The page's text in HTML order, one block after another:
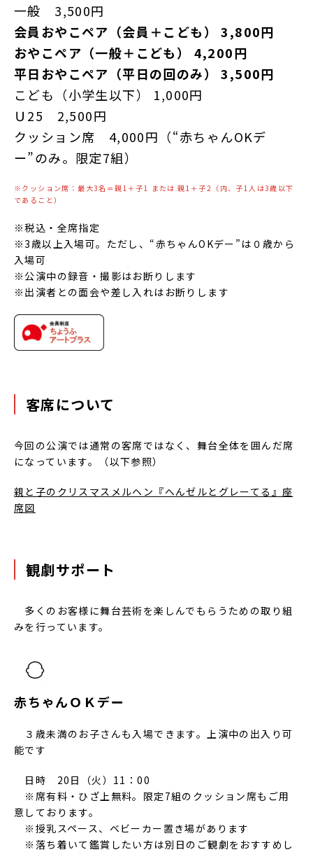
一般 3,500円
会員おやこペア（会員＋こども） 3,800円
おやこペア（一般＋こども） 4,200円
平日おやこペア（平日の回のみ） 3,500円
こども（小学生以下） 1,000円
Ｕ25 2,500円
クッション席 4,000円（“赤ちゃんOKデ
ー”のみ。限定7組）
※クッション席：最大3名＝親1＋子1 または 親1＋子2（内、子1人は3歳以下
であること）
※税込・全席指定
※3歳以上入場可。ただし、“赤ちゃんOKデー”は０歳から
入場可
※公演中の録音・撮影はお断りします
※出演者との面会や差し入れはお断りします
客席について
今回の公演では通常の客席ではなく、舞台全体を囲んだ席
になっています。（以下参照）
親と子のクリスマスメルヘン『へんゼルとグレーてる』座
席図
観劇サポート
多くのお客様に舞台芸術を楽しんでもらうための取り組
みを行っています。
赤ちゃんＯＫデー
３歳未満のお子さんも入場できます。上演中の出入り可
能です
日時 20日（火）11：00
※席有料・ひざ上無料。限定7組のクッション席もご用
意しております。
※授乳スペース、ベビーカー置き場があります
※落ち着いて鑑賞したい方は別日のご観劇をおすすめし